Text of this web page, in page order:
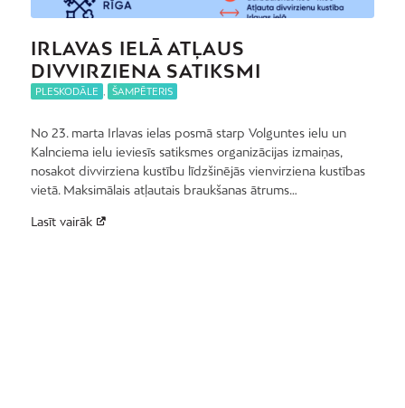
IRLAVAS IELĀ ATĻAUS
DIVVIRZIENA SATIKSMI
PLESKODĀLE ŠAMPĒTERIS
No 23. marta Irlavas ielas posmā starp Volguntes ielu un
Kalnciema ielu ieviesīs satiksmes organizācijas izmaiņas,
nosakot divvirziena kustību līdzšinējās vienvirziena kustības
vietā. Maksimālais atļautais braukšanas ātrums…
Lasīt vairāk